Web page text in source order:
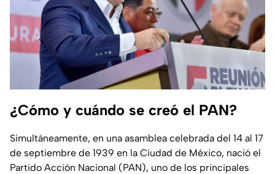
¿Cómo y cuándo se creó el PAN?
Simultáneamente, en una asamblea celebrada del 14 al 17
de septiembre de 1939 en la Ciudad de México, nació el
Partido Acción Nacional (PAN), uno de los principales